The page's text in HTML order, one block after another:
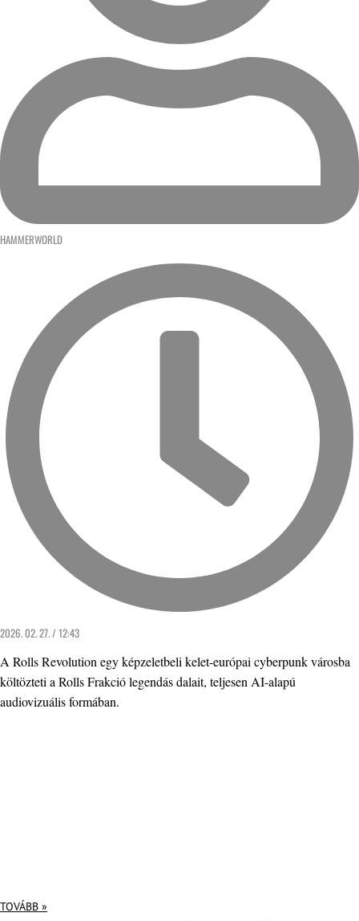
HAMMERWORLD
2026. 02. 27. / 12:43
A Rolls Revolution egy képzeletbeli kelet-európai cyberpunk városba
költözteti a Rolls Frakció legendás dalait, teljesen AI-alapú
audiovizuális formában.
TOVÁBB »